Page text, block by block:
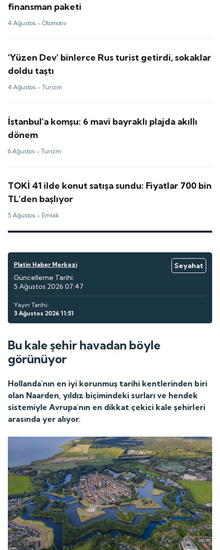
finansman paketi
4 Ağustos -Otomotiv
'Yüzen Dev' binlerce Rus turist getirdi, sokaklar
doldu taştı
4 Ağustos -Turizm
İstanbul'a komşu: 6 mavi bayraklı plajda akıllı
dönem
6 Ağustos -Turizm
TOKİ 41 ilde konut satışa sundu: Fiyatlar 700 bin
TL'den başlıyor
5 Ağustos - Emlak
Platin Haber Merkezi
Seyahat
Güncelleme Tarihi:
5 Ağustos 2026 07:47
Yayın Tarihi:
3 Ağustos 2026 11:51
Bu kale şehir havadan böyle
görünüyor
Hollanda'nın en iyi korunmuş tarihi kentlerinden biri
olan Naarden, yıldız biçimindeki surları ve hendek
sistemiyle Avrupa'nın en dikkat çekici kale şehirleri
arasında yer alıyor.